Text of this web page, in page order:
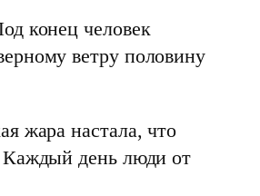
конец человек
ветру половину
жара настала, что
Каждый день люди от